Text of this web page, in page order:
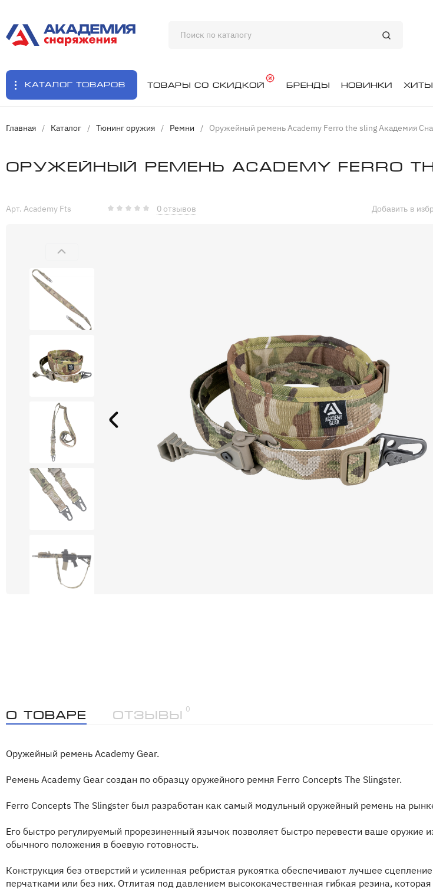
Каталог товаров Товары со скидкой Бренды Новинки
Главная / Каталог / Тюнинг оружия / Ремни / Оружейный ремень Academy Ferro the sling Академия
Оружейный ремень Academy Ferro
Арт. Academy Fts 0 отзывов Добавить в
О товаре Отзывы
0
Оружейный ремень Academy Gear.
Ремень Academy Gear создан по образцу оружейного ремня Ferro Concepts The Slingster.
Ferro Concepts The Slingster был разработан как самый модульный оружейный ремень на
Его быстро регулируемый прорезиненный язычок позволяет быстро перевести ваше оружие
обычного положения в боевую готовность.
Конструкция без отверстий и усиленная ребристая рукоятка обеспечивают лучшее
перчатками или без них. Отлитая под давлением высококачественная гибкая резина, которая